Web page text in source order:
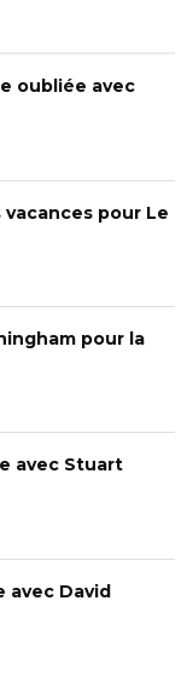
C
oubliée avec
pour Le
pour la
avec Stuart
avec David